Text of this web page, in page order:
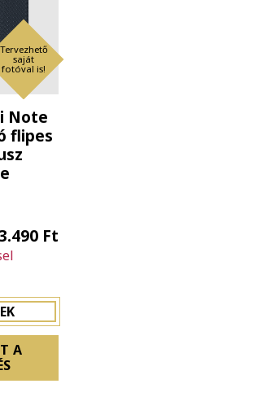
Tervezhető
saját
fotóval is!
Note
flipes
Ft
A